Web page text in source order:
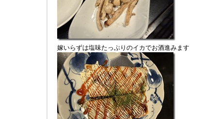
嫁いらずは塩味たっぷりのイカでお酒進みます